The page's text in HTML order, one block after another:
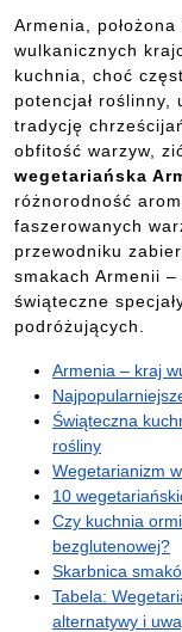
Armenia,
wulkanicznych
kuchnia, choć
potencjał roślinny,
tradycję
obfitość warzyw,
wegetariańska
różnorodność
faszerowanych
przewodniku
smakach Armenii
świąteczne
podróżujących.
Armenia – kraj
Świąteczna
rośliny
Wegetarianizm
10
Czy kuchnia
bezglutenowej?
Skarbnica
Tabela:
alternatywy i